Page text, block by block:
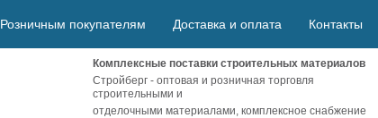
Розничным покупателям Доставка и оплата Контакты
Комплексные поставки строительных материалов
Стройберг - оптовая и розничная торговля
строительными и
отделочными материалами, комплексное снабжение